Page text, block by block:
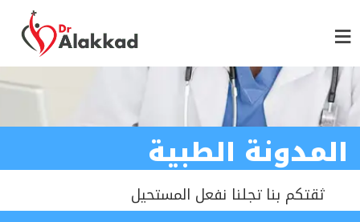
المدونة الطبية
ثقتكم بنا تجلنا نفعل المستحيل